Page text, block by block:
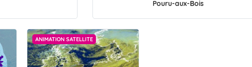
Pouru-aux-Bois
ANIMATION SATELLITE